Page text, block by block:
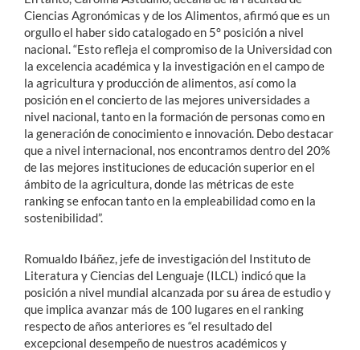
Ciencias Agronómicas y de los Alimentos, afirmó que es un
orgullo el haber sido catalogado en 5° posición a nivel
nacional. “Esto refleja el compromiso de la Universidad con
la excelencia académica y la investigación en el campo de
la agricultura y producción de alimentos, así como la
posición en el concierto de las mejores universidades a
nivel nacional, tanto en la formación de personas como en
la generación de conocimiento e innovación. Debo destacar
que a nivel internacional, nos encontramos dentro del 20%
de las mejores instituciones de educación superior en el
ámbito de la agricultura, donde las métricas de este
ranking se enfocan tanto en la empleabilidad como en la
sostenibilidad”.
Romualdo Ibáñez, jefe de investigación del Instituto de
Literatura y Ciencias del Lenguaje (ILCL) indicó que la
posición a nivel mundial alcanzada por su área de estudio y
que implica avanzar más de 100 lugares en el ranking
respecto de años anteriores es “el resultado del
excepcional desempeño de nuestros académicos y